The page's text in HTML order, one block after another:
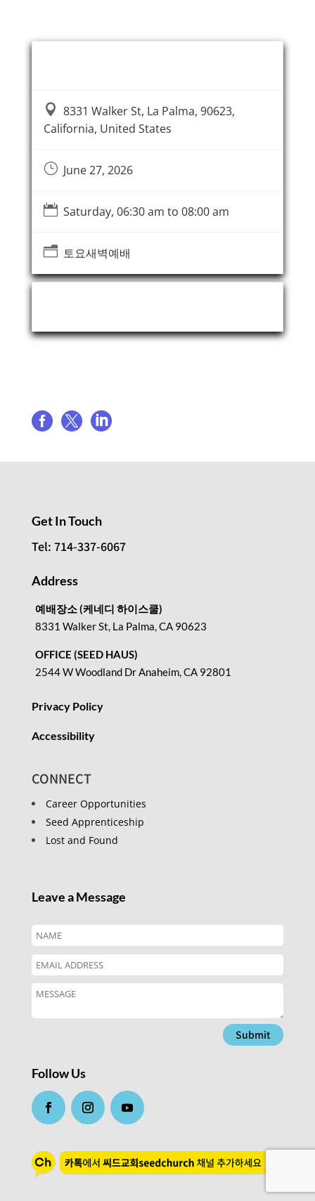
 8331 Walker St, La Palma, 90623,
California, United States
}June 27, 2026
 Saturday, 06:30 am to 08:00 am
n토요새벽예배
  
Get In Touch
Tel: 714-337-6067
Address
예배장소 (케네디 하이스쿨)
8331 Walker St, La Palma, CA 90623
OFFICE (SEED HAUS)
2544 W Woodland Dr Anaheim, CA 92801
Privacy Policy
Accessibility
CONNECT
Career Opportunities
Seed Apprenticeship
Lost and Found
Leave a Message
Submit
Follow Us